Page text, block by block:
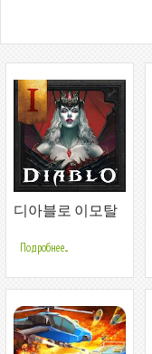
디아블로 이모탈
Подробнее...